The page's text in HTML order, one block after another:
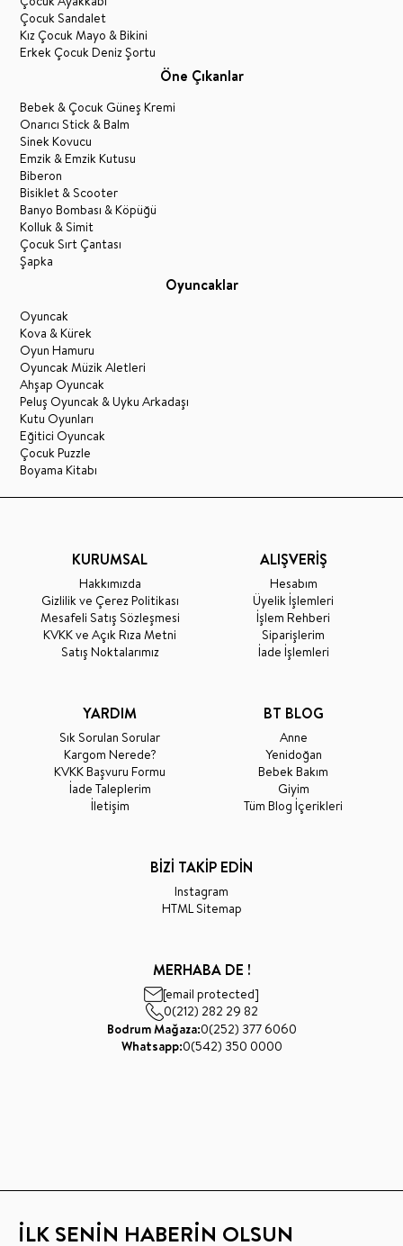
Çocuk Sandalet
Kız Çocuk Mayo & Bikini
Erkek Çocuk Deniz Şortu
Öne Çıkanlar
Bebek & Çocuk Güneş Kremi
Onarıcı Stick & Balm
Sinek Kovucu
Emzik & Emzik Kutusu
Biberon
Bisiklet & Scooter
Banyo Bombası & Köpüğü
Kolluk & Simit
Çocuk Sırt Çantası
Şapka
Oyuncaklar
Oyuncak
Kova & Kürek
Oyun Hamuru
Oyuncak Müzik Aletleri
Ahşap Oyuncak
Peluş Oyuncak & Uyku Arkadaşı
Kutu Oyunları
Eğitici Oyuncak
Çocuk Puzzle
Boyama Kitabı
KURUMSAL
Hakkımızda
Gizlilik ve Çerez Politikası
Mesafeli Satış Sözleşmesi
KVKK ve Açık Rıza Metni
Satış Noktalarımız
ALIŞVERİŞ
Hesabım
Üyelik İşlemleri
İşlem Rehberi
Siparişlerim
İade İşlemleri
YARDIM
Sık Sorulan Sorular
Kargom Nerede?
KVKK Başvuru Formu
İade Taleplerim
İletişim
BT BLOG
Anne
Yenidoğan
Bebek Bakım
Giyim
Tüm Blog İçerikleri
BİZİ TAKİP EDİN
Instagram
HTML Sitemap
MERHABA DE !
[email protected]
0(212) 282 29 82
Bodrum Mağaza:0(252) 377 6060
Whatsapp:0(542) 350 0000
İLK SENİN HABERİN OLSUN